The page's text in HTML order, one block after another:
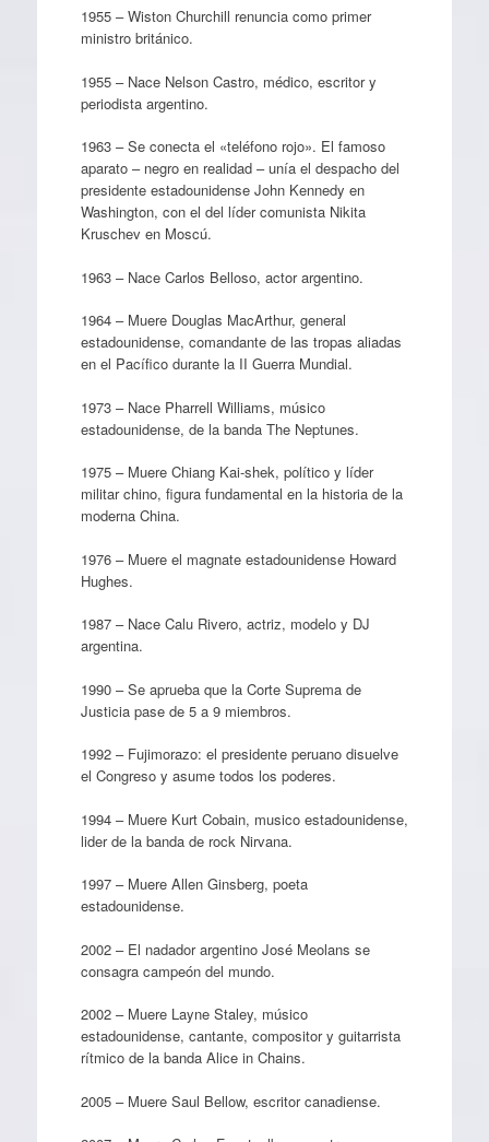
1955 – Wiston Churchill renuncia como primer
ministro británico.
1955 – Nace Nelson Castro, médico, escritor y
periodista argentino.
1963 – Se conecta el «teléfono rojo». El famoso
aparato – negro en realidad – unía el despacho del
presidente estadounidense John Kennedy en
Washington, con el del líder comunista Nikita
Kruschev en Moscú.
1963 – Nace Carlos Belloso, actor argentino.
1964 – Muere Douglas MacArthur, general
estadounidense, comandante de las tropas aliadas
en el Pacífico durante la II Guerra Mundial.
1973 – Nace Pharrell Williams, músico
estadounidense, de la banda The Neptunes.
1975 – Muere Chiang Kai-shek, político y líder
militar chino, figura fundamental en la historia de la
moderna China.
1976 – Muere el magnate estadounidense Howard
Hughes.
1987 – Nace Calu Rivero, actriz, modelo y DJ
argentina.
1990 – Se aprueba que la Corte Suprema de
Justicia pase de 5 a 9 miembros.
1992 – Fujimorazo: el presidente peruano disuelve
el Congreso y asume todos los poderes.
1994 – Muere Kurt Cobain, musico estadounidense,
lider de la banda de rock Nirvana.
1997 – Muere Allen Ginsberg, poeta
estadounidense.
2002 – El nadador argentino José Meolans se
consagra campeón del mundo.
2002 – Muere Layne Staley, músico
estadounidense, cantante, compositor y guitarrista
rítmico de la banda Alice in Chains.
2005 – Muere Saul Bellow, escritor canadiense.